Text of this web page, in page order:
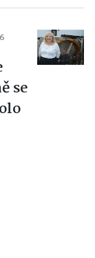
se